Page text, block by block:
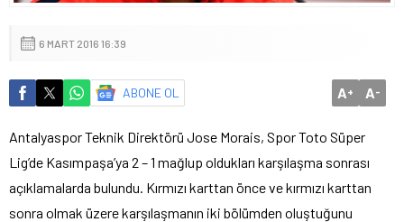
6 MART 2016 16:39
ABONE OL A+ A-
Antalyaspor Teknik Direktörü Jose Morais, Spor Toto Süper
Lig’de Kasımpaşa’ya 2 – 1 mağlup oldukları karşılaşma sonrası
açıklamalarda bulundu. Kırmızı karttan önce ve kırmızı karttan
sonra olmak üzere karşılaşmanın iki bölümden oluştuğunu